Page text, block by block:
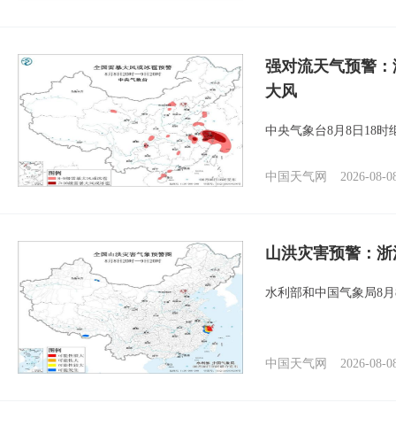
强对流天气预警
大风
中央气象台8月8日18时
中国天气网 2026-08-
山洪灾害预警：
水利部和中国气象局8
中国天气网 2026-08-